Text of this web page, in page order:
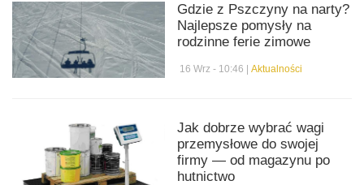
Gdzie z Pszczyny na narty?
Najlepsze pomysły na
rodzinne ferie zimowe
16 Wrz - 10:46 |Aktualności
Jak dobrze wybrać wagi
przemysłowe do swojej
firmy — od magazynu po
hutnictwo